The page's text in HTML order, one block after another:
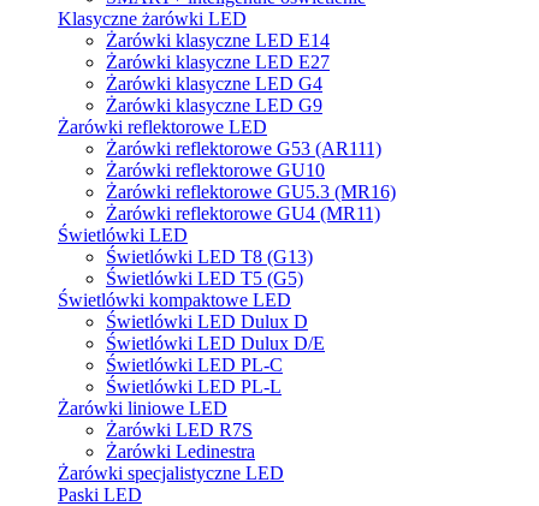
Klasyczne żarówki LED
Żarówki klasyczne LED E14
Żarówki klasyczne LED E27
Żarówki klasyczne LED G4
Żarówki klasyczne LED G9
Żarówki reflektorowe LED
Żarówki reflektorowe G53 (AR111)
Żarówki reflektorowe GU10
Żarówki reflektorowe GU5.3 (MR16)
Żarówki reflektorowe GU4 (MR11)
Świetlówki LED
Świetlówki LED T8 (G13)
Świetlówki LED T5 (G5)
Świetlówki kompaktowe LED
Świetlówki LED Dulux D
Świetlówki LED Dulux D/E
Świetlówki LED PL-C
Świetlówki LED PL-L
Żarówki liniowe LED
Żarówki LED R7S
Żarówki Ledinestra
Żarówki specjalistyczne LED
Paski LED